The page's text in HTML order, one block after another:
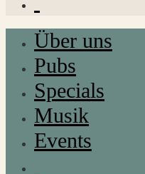
Über uns
Pubs
Specials
Musik
Events